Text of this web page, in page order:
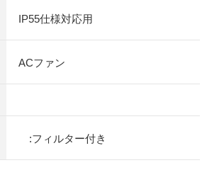
IP55仕様対応用
ACファン
:フィルター付き